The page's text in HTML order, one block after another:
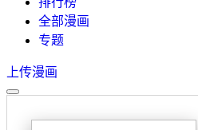
全部漫画
专题
上传漫画